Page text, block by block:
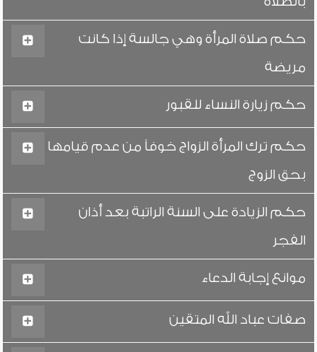
حكم صلاة المرأة وهي جالسة إذا كانت
مريضة
حكم زيارة النساء للقبور
حكم ترك المرأة الزواج خوفاً من عدم قيامها
بحق الزوج
حكم الزيادة على السنة الراتبة بعد أذان
الفجر
موانع إجابة الدعاء
صفات عباد الله المتقين